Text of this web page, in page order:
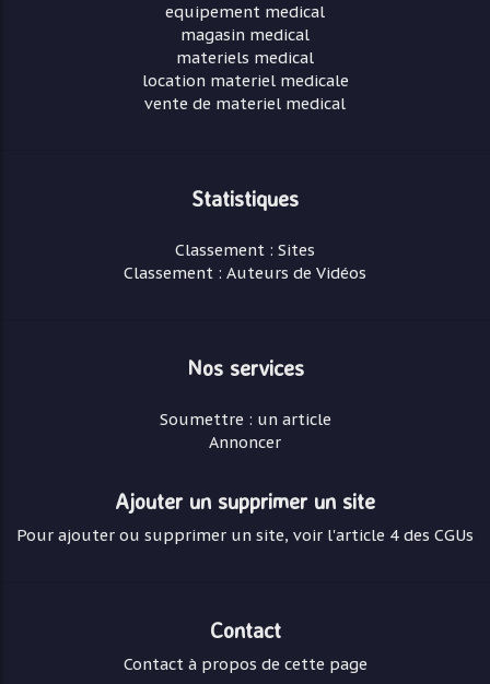
equipement medical
magasin medical
materiels medical
location materiel medicale
vente de materiel medical
Statistiques
Classement : Sites
Classement : Auteurs de Vidéos
Nos services
Soumettre : un article
Annoncer
Ajouter un supprimer un site
Pour ajouter ou supprimer un site, voir l'article 4 des CGUs
Contact
Contact à propos de cette page